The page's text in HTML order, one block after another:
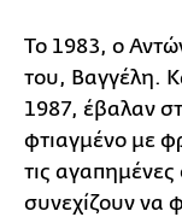
Το 1983, ο
του, Βαγγέλη.
1987, έβαλαν
φτιαγμένο με
τις
συνεχίζουν να